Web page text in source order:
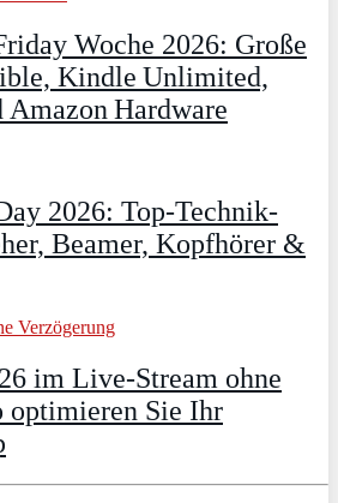
Woche 2026: Große
Kindle Unlimited,
Amazon Hardware
2026: Top-Technik-
Beamer, Kopfhörer &
im Live-Stream ohne
optimieren Sie Ihr